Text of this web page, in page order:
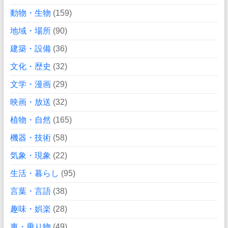
動物・生物 (159)
地域・場所(90)
建築・設備(36)
文化・歴史 (32)
文学・漫画(29)
映画・放送 (32)
植物・自然 (165)
機器・技術(58)
気象・現象 (22)
生活・暮らし (95)
言葉・言語(38)
趣味・娯楽 (28)